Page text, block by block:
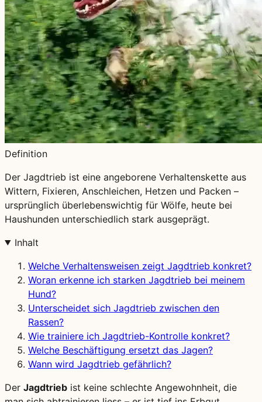
Definition
Der Jagdtrieb ist eine angeborene Verhaltenskette aus
Wittern, Fixieren, Anschleichen, Hetzen und Packen –
ursprünglich überlebenswichtig für Wölfe, heute bei
Haushunden unterschiedlich stark ausgeprägt.
Inhalt
Welche Verhaltensweisen zeigt Jagdtrieb konkret?
Woran erkenne ich starken Jagdtrieb bei meinem
Hund?
Unterscheidet sich Jagdtrieb zwischen den
Rassen?
Wie trainiere ich Jagdtrieb-Kontrolle konkret?
Welche Beschäftigung ersetzt das Jagen?
Wann wird Jagdtrieb gefährlich?
Der Jagdtrieb ist keine schlechte Angewohnheit, die